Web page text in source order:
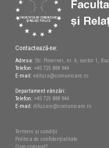
Contactează-ne:
Adresa: Str. Povernei, nr. 6, sector 1,
Telefon: +40 725 888 944
E-mail: editura@comunicare.ro
Departament vânzări:
Telefon: +40 725 888 944
E-mail: difuzare@comunicare.ro
Termeni și condiții
Politica de confidențialitate
Cum comand?